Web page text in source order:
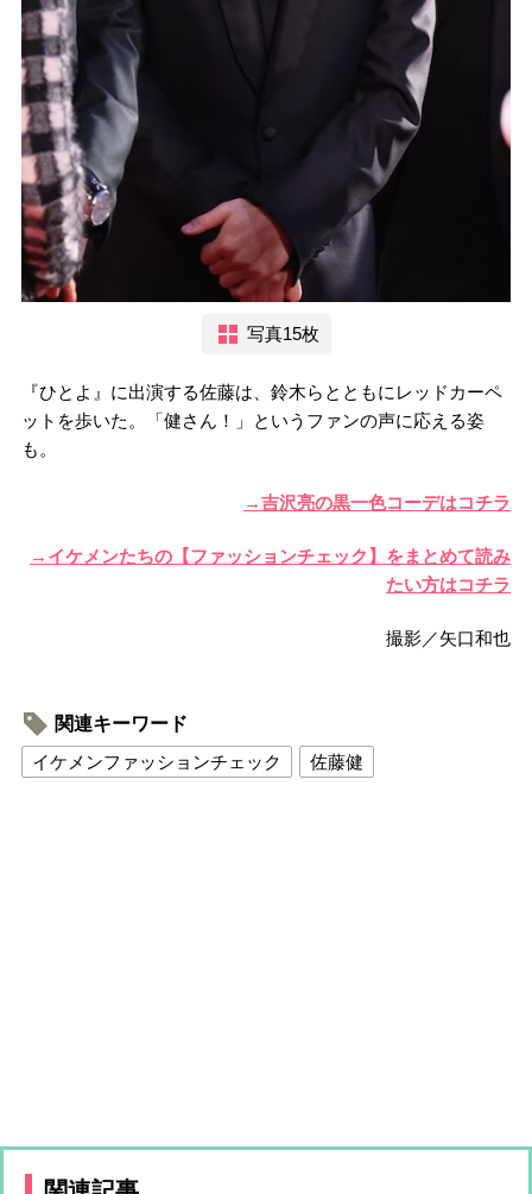
写真15枚
『ひとよ』に出演する佐藤は、鈴木らとともにレッドカーペ
ットを歩いた。「健さん！」というファンの声に応える姿
も。
→吉沢亮の黒一色コーデはコチラ
→イケメンたちの【ファッションチェック】をまとめて読み
たい方はコチラ
撮影／矢口和也
関連キーワード
イケメンファッションチェック
佐藤健